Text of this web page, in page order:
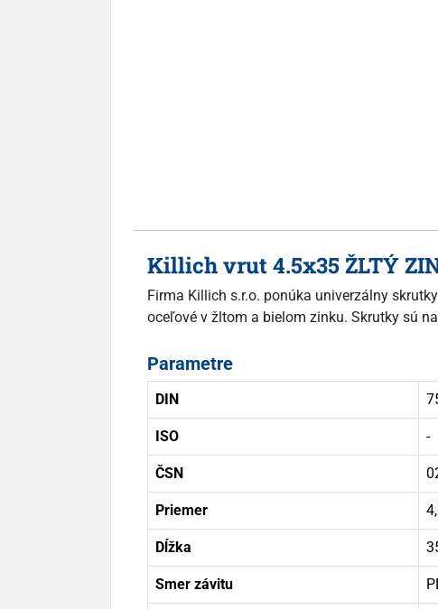
Killich vrut 4.5x35 ŽLTÝ
Firma Killich s.r.o. ponúka univerzálny
oceľové v žltom a bielom zinku. Skrutky sú
Parametre
DIN
ISO -
ČSN
Priemer
Dĺžka
Smer závitu